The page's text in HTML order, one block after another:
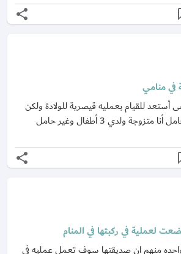
share
في منامي
للقيام بعمليه قيصرية للولادة ولكن
ولدي 3 أطفال وغير حامل
share
لعملية في ركبتها في المنام
منهم ان صديقتها سوف تعمل عمليه في